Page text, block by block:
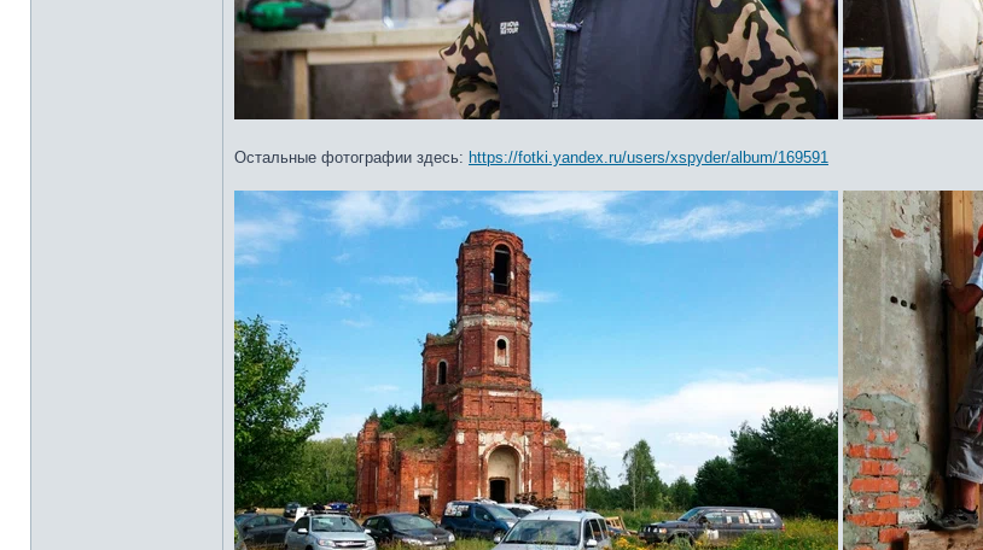
Остальные фотографии здесь: https://fotki.yandex.ru/users/xspyder/album/169591